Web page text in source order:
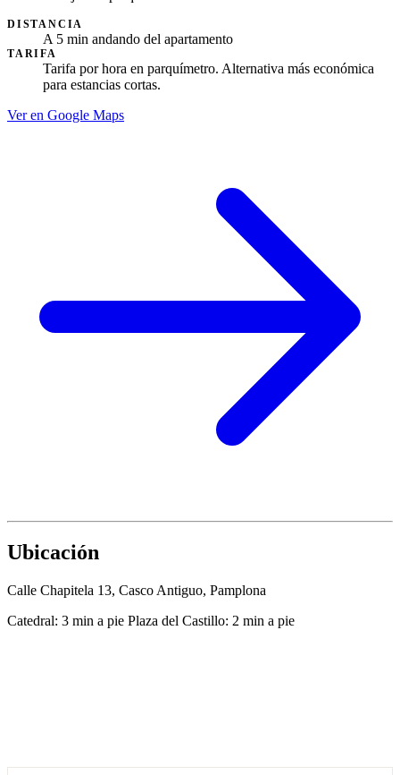
DISTANCIA
A 5 min andando del apartamento
TARIFA
Tarifa por hora en parquímetro. Alternativa más económica
para estancias cortas.
Ver en Google Maps
Ubicación
Calle Chapitela 13, Casco Antiguo, Pamplona
Catedral: 3 min a pie Plaza del Castillo: 2 min a pie